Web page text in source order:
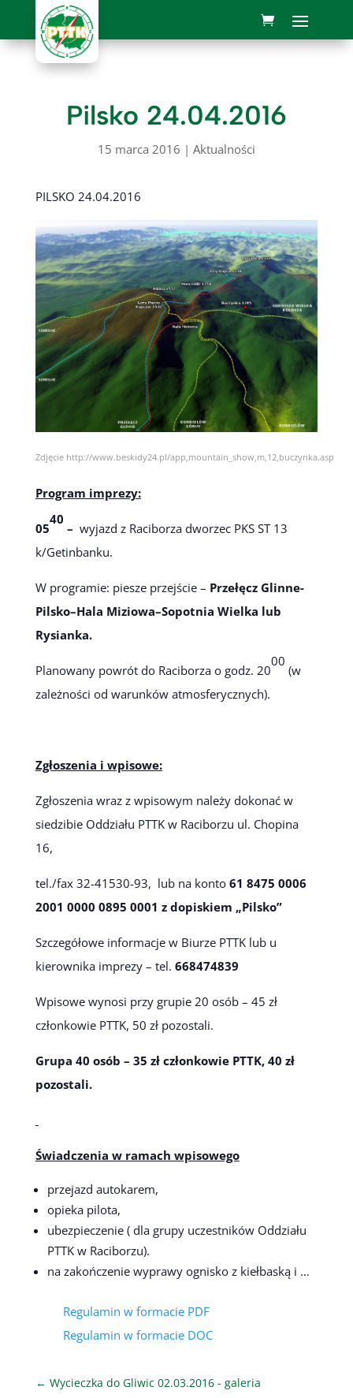
Pilsko 24.04.2016
15 marca 2016 | Aktualności
PILSKO 24.04.2016
Zdjęcie http://www.beskidy24.pl/app,mountain_show,m,12,buczynka.asp
Program imprezy:
05
40
– wyjazd z Raciborza dworzec PKS ST 13
k/Getinbanku.
W programie: piesze przejście – Przełęcz Glinne-
Pilsko–Hala Miziowa–Sopotnia Wielka lub
Rysianka.
Planowany powrót do Raciborza o godz. 20
00
(w
zależności od warunków atmosferycznych).
Zgłoszenia i wpisowe:
Zgłoszenia wraz z wpisowym należy dokonać w
siedzibie Oddziału PTTK w Raciborzu ul. Chopina
16,
tel./fax 32-41530-93, lub na konto 61 8475 0006
2001 0000 0895 0001 z dopiskiem „Pilsko”
Szczegółowe informacje w Biurze PTTK lub u
kierownika imprezy – tel. 668474839
Wpisowe wynosi przy grupie 20 osób – 45 zł
członkowie PTTK, 50 zł pozostali.
Grupa 40 osób – 35 zł członkowie PTTK, 40 zł
pozostali.
Świadczenia w ramach wpisowego
przejazd autokarem,
opieka pilota,
ubezpieczenie ( dla grupy uczestników Oddziału
PTTK w Raciborzu).
na zakończenie wyprawy ognisko z kiełbaską i …
Regulamin w formacie PDF
Regulamin w formacie DOC
← Wycieczka do Gliwic 02.03.2016 - galeria